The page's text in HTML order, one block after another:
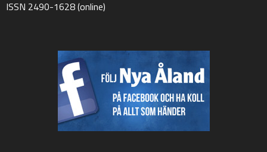
ISSN 2490-1628 (online)